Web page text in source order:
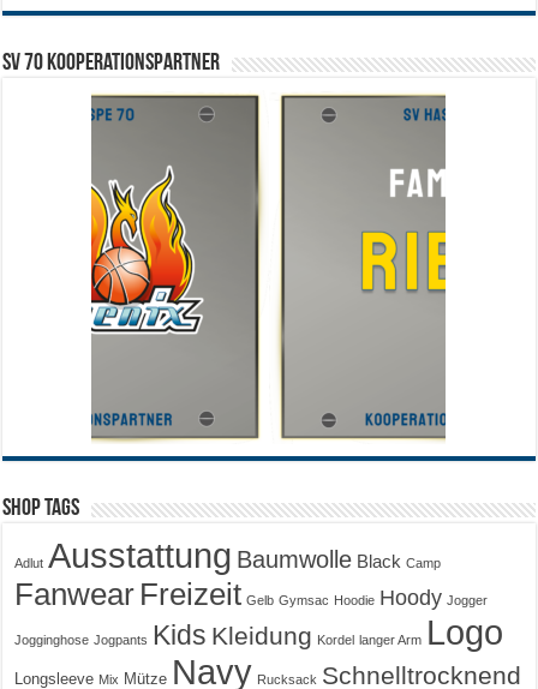
SV 70 Kooperationspartner
Shop Tags
Adlut Ausstattung Baumwolle Black Camp
Fanwear Freizeit Gelb Gymsac Hoodie Hoody Jogger
Jogginghose Jogpants Kids Kleidung Kordel langer Arm Logo
Longsleeve Mix Mütze Navy Rucksack Schnelltrocknend